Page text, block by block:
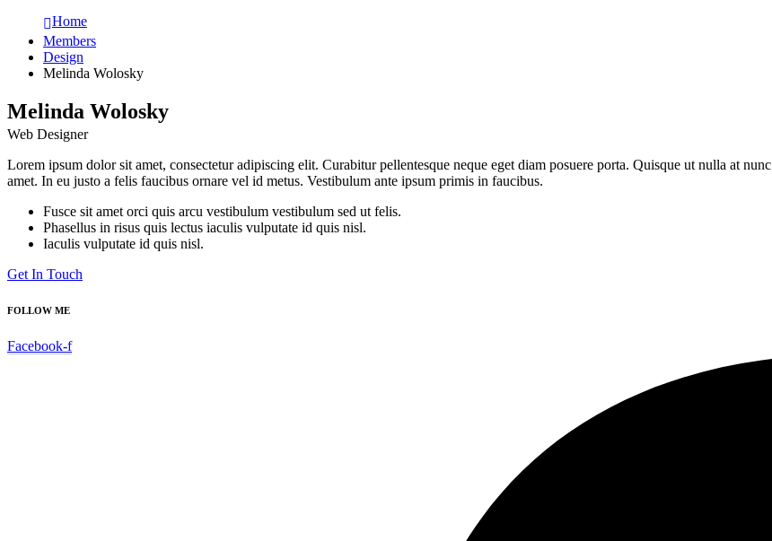
Home
Members
Design
Melinda Wolosky
Melinda Wolosky
Web Designer
Lorem ipsum dolor sit amet, consectetur adipiscing elit. Curabitur pellentesque neque eget diam posuere porta. Quisque ut nulla at nunc
amet. In eu justo a felis faucibus ornare vel id metus. Vestibulum ante ipsum primis in faucibus.
Fusce sit amet orci quis arcu vestibulum vestibulum sed ut felis.
Phasellus in risus quis lectus iaculis vulputate id quis nisl.
Iaculis vulputate id quis nisl.
Get In Touch
FOLLOW ME
Facebook-f